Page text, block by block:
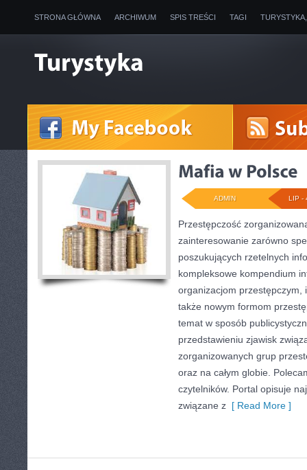
STRONA GŁÓWNA ARCHIWUM SPIS TREŚCI TAGI
LIP -
ADMIN
Przestępczość
zainteresowanie zarówno
poszukujących rzetelnych
kompleksowe kompendium
organizacjom przestępczym,
także nowym formom
temat w sposób
przedstawieniu zjawisk
zorganizowanych grup
oraz na całym globie.
czytelników. Portal opisuje
związane z [ Read More ]